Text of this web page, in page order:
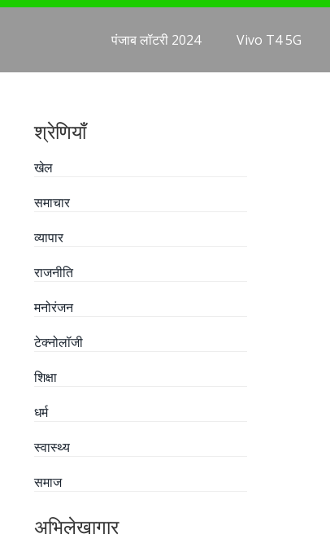
पंजाब लॉटरी 2024 Vivo T4 5G
श्रेणियाँ
खेल
समाचार
व्यापार
राजनीति
मनोरंजन
टेक्नोलॉजी
शिक्षा
धर्म
स्वास्थ्य
समाज
अभिलेखागार